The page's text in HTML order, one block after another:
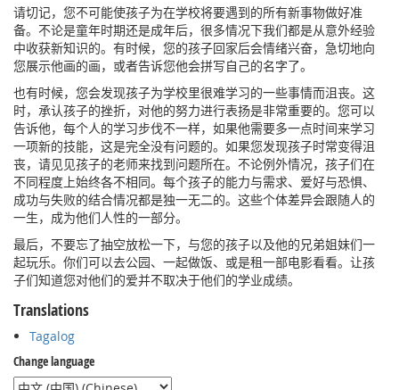
请切记，您不可能使孩子为在学校将要遇到的所有新事物做好准
备。不论是童年时期还是成年后，很多情况下我们都是从意外经验
中收获新知识的。有时候，您的孩子回家后会情绪兴奋，急切地向
您展示他画的画，或者告诉您他会拼写自己的名字了。
也有时候，您会发现孩子为学校里很难学习的一些事情而沮丧。这
时，承认孩子的挫折，对他的努力进行表扬是非常重要的。您可以
告诉他，每个人的学习步伐不一样，如果他需要多一点时间来学习
一项新的技能，这是完全没有问题的。如果您发现孩子时常变得沮
丧，请见见孩子的老师来找到问题所在。不论例外情况，孩子们在
不同程度上始终各不相同。每个孩子的能力与需求、爱好与恐惧、
成功与失败的结合情况都是独一无二的。这些个体差异会跟随人的
一生，成为他们人性的一部分。
最后，不要忘了抽空放松一下，与您的孩子以及他的兄弟姐妹们一
起玩乐。你们可以去公园、一起做饭、或是租一部电影看看。让孩
子们知道您对他们的爱并不取决于他们的学业成绩。
Translations
Tagalog
Change language